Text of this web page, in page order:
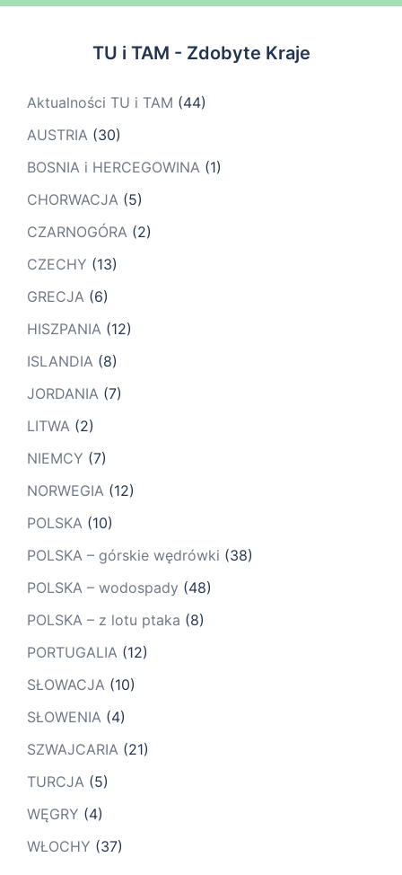
TU i TAM - Zdobyte Kraje
Aktualności TU i TAM (44)
AUSTRIA (30)
BOSNIA i HERCEGOWINA (1)
CHORWACJA (5)
CZARNOGÓRA (2)
CZECHY (13)
GRECJA (6)
HISZPANIA (12)
ISLANDIA (8)
JORDANIA (7)
LITWA (2)
NIEMCY (7)
NORWEGIA (12)
POLSKA (10)
POLSKA – górskie wędrówki (38)
POLSKA – wodospady (48)
POLSKA – z lotu ptaka (8)
PORTUGALIA (12)
SŁOWACJA (10)
SŁOWENIA (4)
SZWAJCARIA (21)
TURCJA (5)
WĘGRY (4)
WŁOCHY (37)